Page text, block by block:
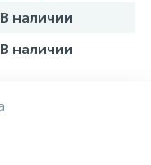
В наличии
В наличии